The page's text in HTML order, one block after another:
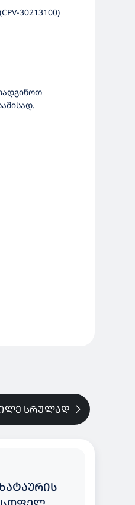
30213100)
ᲡᲠᲣᲚᲐᲓ